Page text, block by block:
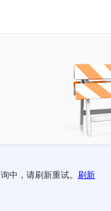
中，请刷新重试。 刷新